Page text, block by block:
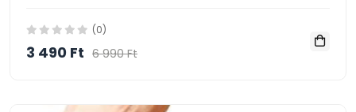
(0)
3 490 Ft 6 990 Ft